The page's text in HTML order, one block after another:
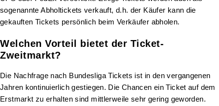
sogenannte Abholtickets verkauft, d.h. der Käufer kann die
gekauften Tickets persönlich beim Verkäufer abholen.
Welchen Vorteil bietet der Ticket-
Zweitmarkt?
Die Nachfrage nach Bundesliga Tickets ist in den vergangenen
Jahren kontinuierlich gestiegen. Die Chancen ein Ticket auf dem
Erstmarkt zu erhalten sind mittlerweile sehr gering geworden.